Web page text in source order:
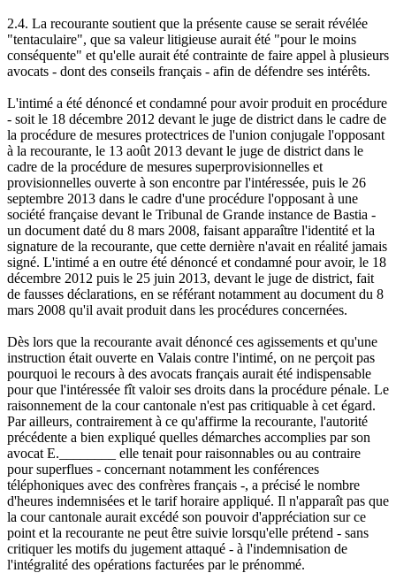
2.4. La recourante soutient que la présente cause se serait révélée
"tentaculaire", que sa valeur litigieuse aurait été "pour le moins
conséquente" et qu'elle aurait été contrainte de faire appel à plusieurs
avocats - dont des conseils français - afin de défendre ses intérêts.
L'intimé a été dénoncé et condamné pour avoir produit en procédure
- soit le 18 décembre 2012 devant le juge de district dans le cadre de
la procédure de mesures protectrices de l'union conjugale l'opposant
à la recourante, le 13 août 2013 devant le juge de district dans le
cadre de la procédure de mesures superprovisionnelles et
provisionnelles ouverte à son encontre par l'intéressée, puis le 26
septembre 2013 dans le cadre d'une procédure l'opposant à une
société française devant le Tribunal de Grande instance de Bastia -
un document daté du 8 mars 2008, faisant apparaître l'identité et la
signature de la recourante, que cette dernière n'avait en réalité jamais
signé. L'intimé a en outre été dénoncé et condamné pour avoir, le 18
décembre 2012 puis le 25 juin 2013, devant le juge de district, fait
de fausses déclarations, en se référant notamment au document du 8
mars 2008 qu'il avait produit dans les procédures concernées.
Dès lors que la recourante avait dénoncé ces agissements et qu'une
instruction était ouverte en Valais contre l'intimé, on ne perçoit pas
pourquoi le recours à des avocats français aurait été indispensable
pour que l'intéressée fît valoir ses droits dans la procédure pénale. Le
raisonnement de la cour cantonale n'est pas critiquable à cet égard.
Par ailleurs, contrairement à ce qu'affirme la recourante, l'autorité
précédente a bien expliqué quelles démarches accomplies par son
avocat E.________ elle tenait pour raisonnables ou au contraire
pour superflues - concernant notamment les conférences
téléphoniques avec des confrères français -, a précisé le nombre
d'heures indemnisées et le tarif horaire appliqué. Il n'apparaît pas que
la cour cantonale aurait excédé son pouvoir d'appréciation sur ce
point et la recourante ne peut être suivie lorsqu'elle prétend - sans
critiquer les motifs du jugement attaqué - à l'indemnisation de
l'intégralité des opérations facturées par le prénommé.